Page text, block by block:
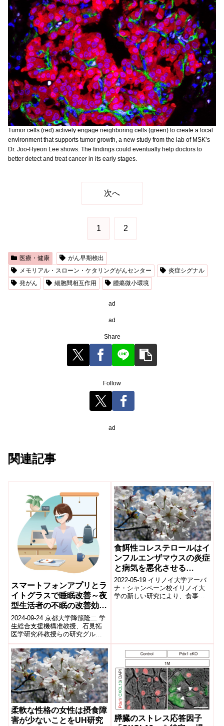
Tumor cells (red) actively engage neighboring cells (green) to create a local
environment that supports tumor growth, a new study from the lab of MSK’s
Dr. Joo-Hyeon Lee shows. The findings could eventually help doctors to
better detect and treat cancer in its early stages.
次へ
1 2
医療・健康
がん早期検出
メモリアル・スローン・ケタリングがんセンター
炎症シグナル
発がん
細胞間相互作用 腫瘍微小環境
ad
ad
Share
Follow
ad
関連記事
スマートフォンアプリとラ
イトグラスで睡眠改善～夜
型生活者の不眠の改善効果
の検証～
2024-09-24 京都大学降籏隆二 学
生総合支援機構准教授、石見拓
医学研究科教授らの研究グルー
プは、夜型生活者の不眠を対象
として、スマートフォンアプリ
を用...
食餌性コレステロールはイ
ンフルエンザマウスの炎症
と病気を悪化させる
(Dietary cholesterol
worsens inflammation,
sickness in mice with
2022-05-19 イリノイ大学アーバ
ナ・シャンペーン校イリノイ大
学の新しい研究により、食事中
柔軟な性格の女性は摂食障
害が少ないことをUH研究
膵臓のストレス応答因子